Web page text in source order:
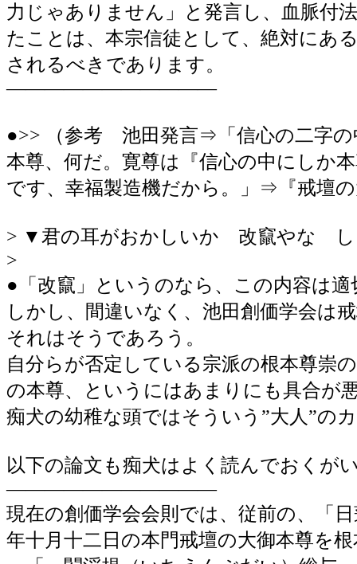
力じゃありません」と発言し、血脈付
たことは、本宗信徒として、絶対にあ
されるべきであります。
―――――――――――
●>> （参考 池田発言⇒「信心の二字の
本尊、何だ。寛尊は『信心の中にしか
です、幸福製造機だから。」⇒『戒壇
> ▼君の耳がおかしいか 改竄やな し
>
●「改竄」というのなら、この内容は
しかし、間違いなく、池田創価学会は
それはそうであろう。
自分らが否定している宗派の根本尊崇
の本尊、というにはあまりにも具合が
痴犬の幼稚な頭ではそういう”大人”の
以下の論文も痴犬はよく読んでおくが
―――――――――――
現在の創価学会会則では、従前の、「
年十月十二日の本門戒壇の大御本尊を